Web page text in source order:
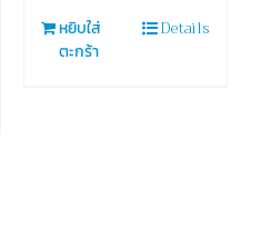
หยิบใส่
ตะกร้า
Details